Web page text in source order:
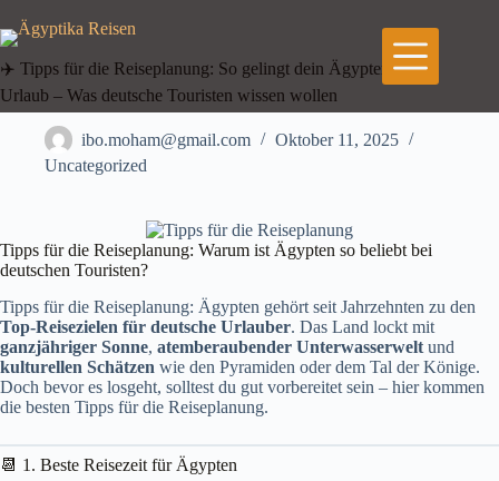
Inhalt
springen
✈️ Tipps für die Reiseplanung: So gelingt dein Ägypten-
Urlaub – Was deutsche Touristen wissen wollen
ibo.moham@gmail.com
Oktober 11, 2025
Uncategorized
Tipps für die Reiseplanung: Warum ist Ägypten so beliebt bei
deutschen Touristen?
Tipps für die Reiseplanung: Ägypten gehört seit Jahrzehnten zu den
Top-Reisezielen für deutsche Urlauber. Das Land lockt mit
ganzjähriger Sonne, atemberaubender Unterwasserwelt und
kulturellen Schätzen wie den Pyramiden oder dem Tal der Könige.
Doch bevor es losgeht, solltest du gut vorbereitet sein – hier kommen
die besten Tipps für die Reiseplanung.
📆 1. Beste Reisezeit für Ägypten